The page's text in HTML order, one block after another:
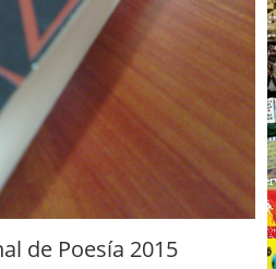
de Poesía 2015